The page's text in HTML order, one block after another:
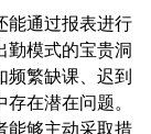
能通过报表进行
勤模式的宝贵洞
频繁缺课、迟到
在潜在问题。